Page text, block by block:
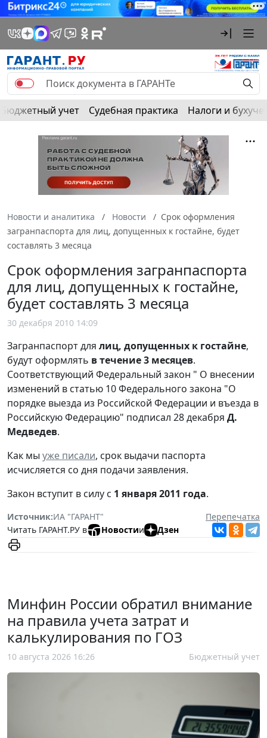
Бюджетный учет Судебная практика Налоги и
Новости и аналитика Новости
Срок оформления
загранпаспорта для лиц, допущенных к гостайне, будет
составлять 3 месяца
Срок оформления загранпаспорта
для лиц, допущенных к гостайне,
будет составлять 3 месяца
30 декабря 2010 14:09
Загранпаспорт для лиц, допущенных к гостайне,
будут оформлять в течение 3 месяцев.
Соответствующий Федеральный закон " О внесении
изменений в статью 10 Федерального закона "О
порядке выезда из Российской Федерации и въезда в
Российскую Федерацию" подписал 28 декабря Д.
Медведев.
Как мы уже писали, срок выдачи паспорта
исчисляется со дня подачи заявления.
Закон вступит в силу с 1 января 2011 года.
Источник:ИА "ГАРАНТ"
Перепечатка
Читать ГАРАНТ.РУ в
Новостии Дзен
Минфин России обратил внимание
на правила учета затрат и
калькулирования по ГОЗ
10 августа 2026 16:26 Бюджетный учет